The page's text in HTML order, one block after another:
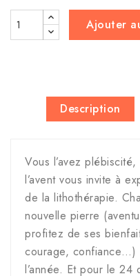
Ajouter
Description
Vous l’avez
l’avent vous invite à
de la lithothérapie.
nouvelle pierre
profitez de ses
courage, confiance…)
l’année. Et pour le 24